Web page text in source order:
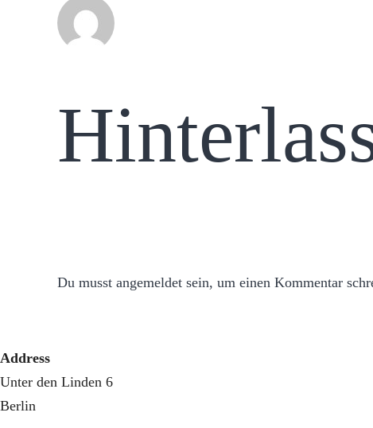
Du musst angemeldet sein, um einen Kommentar
Address
Unter den Linden 6
Berlin